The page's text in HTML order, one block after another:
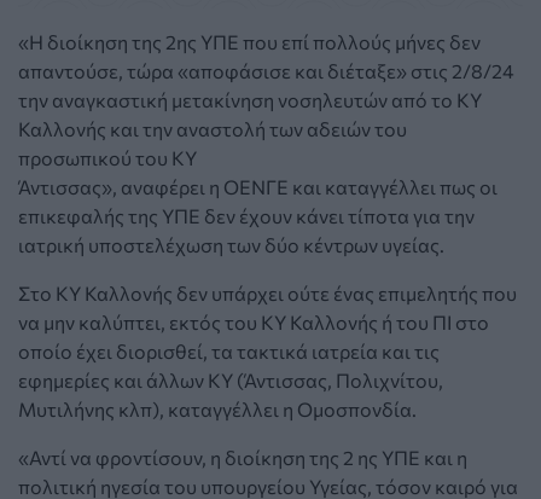
«H διοίκηση της 2ης ΥΠΕ που επί πολλούς μήνες δεν
απαντούσε, τώρα «αποφάσισε και διέταξε» στις 2/8/24
την αναγκαστική μετακίνηση νοσηλευτών από το ΚΥ
Καλλονής και την αναστολή των αδειών του
προσωπικού του ΚΥ
Άντισσας», αναφέρει η ΟΕΝΓΕ και καταγγέλλει πως οι
επικεφαλής της ΥΠΕ δεν έχουν κάνει τίποτα για την
ιατρική υποστελέχωση των δύο κέντρων υγείας.
Στο ΚΥ Καλλονής δεν υπάρχει ούτε ένας επιμελητής που
να μην καλύπτει, εκτός του ΚΥ Καλλονής ή του ΠΙ στο
οποίο έχει διορισθεί, τα τακτικά ιατρεία και τις
εφημερίες και άλλων ΚΥ (Άντισσας, Πολιχνίτου,
Μυτιλήνης κλπ), καταγγέλλει η Ομοσπονδία.
«Αντί να φροντίσουν, η διοίκηση της 2 ης ΥΠΕ και η
πολιτική ηγεσία του υπουργείου Υγείας, τόσον καιρό για